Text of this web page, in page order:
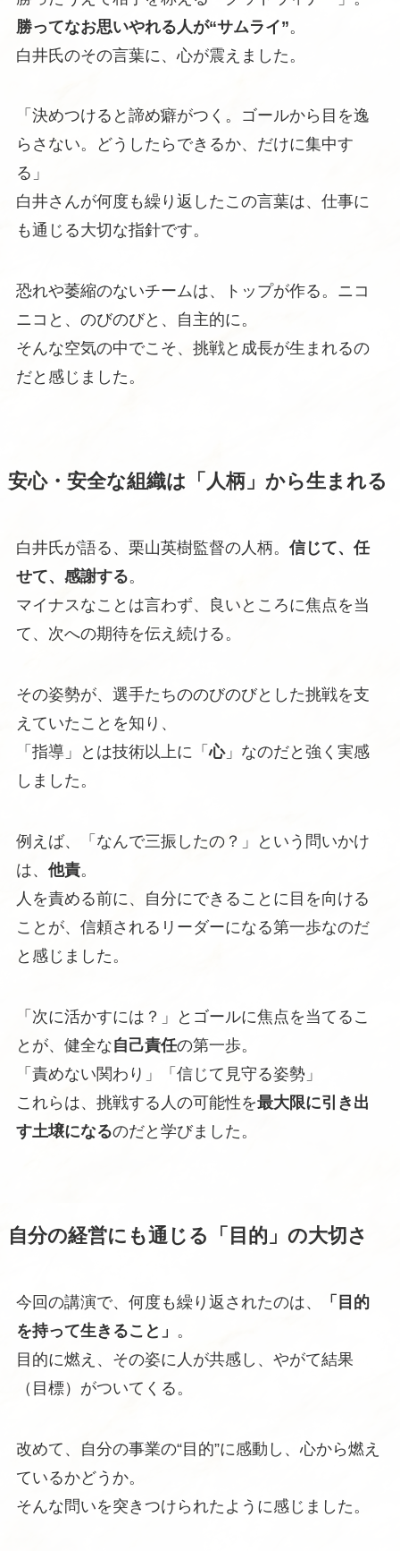
勝ってなお思いやれる人が“サムライ”。
白井氏のその言葉に、心が震えました。
「決めつけると諦め癖がつく。ゴールから目を逸
らさない。どうしたらできるか、だけに集中す
る」
白井さんが何度も繰り返したこの言葉は、仕事に
も通じる大切な指針です。
恐れや萎縮のないチームは、トップが作る。ニコ
ニコと、のびのびと、自主的に。
そんな空気の中でこそ、挑戦と成長が生まれるの
だと感じました。
安心・安全な組織は「人柄」から生まれる
白井氏が語る、栗山英樹監督の人柄。 信じて、任
せて、感謝する。
マイナスなことは言わず、良いところに焦点を当
て、次への期待を伝え続ける。
その姿勢が、選手たちののびのびとした挑戦を支
えていたことを知り、
「指導」とは技術以上に「心」なのだと強く実感
しました。
例えば、「なんで三振したの？」という問いかけ
は、 他責。
人を責める前に、自分にできることに目を向ける
ことが、信頼されるリーダーになる第一歩なのだ
と感じました。
「次に活かすには？」とゴールに焦点を当てるこ
とが、健全な自己責任の第一歩。
「責めない関わり」「信じて見守る姿勢」
これらは、挑戦する人の可能性を最大限に引き出
す土壌になるのだと学びました。
自分の経営にも通じる「目的」の大切さ
今回の講演で、何度も繰り返されたのは、
「目的
を持って生きること」 。
目的に燃え、その姿に人が共感し、やがて結果
（目標）がついてくる。
改めて、自分の事業の“目的”に感動し、心から燃え
ているかどうか。
そんな問いを突きつけられたように感じました。